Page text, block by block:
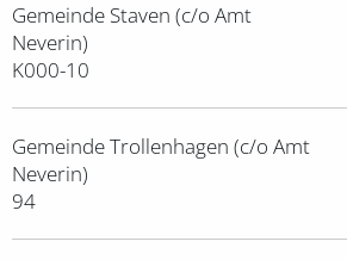
Gemeinde Staven (c/o Amt
Neverin)
K000-10
Gemeinde Trollenhagen (c/o Amt
Neverin)
94